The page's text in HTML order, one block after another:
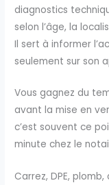
diagnostics
selon l’âge, la
Il sert à informer
seulement sur son
Vous gagnez du
avant la mise en
c’est souvent ce
minute chez le
Carrez, DPE,